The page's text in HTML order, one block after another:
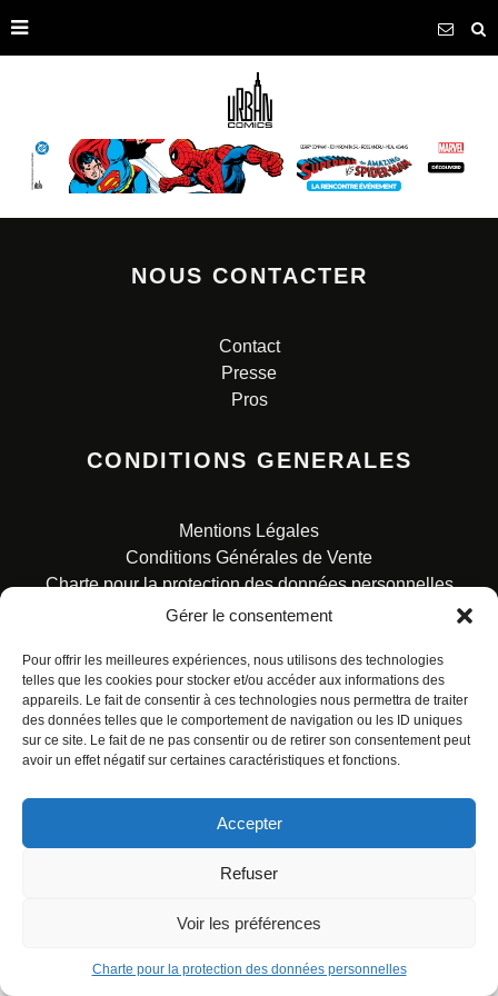
Gérer le consentement
Pour offrir les meilleures expériences, nous utilisons des technologies
telles que les cookies pour stocker et/ou accéder aux informations des
appareils. Le fait de consentir à ces technologies nous permettra de traiter
des données telles que le comportement de navigation ou les ID uniques
sur ce site. Le fait de ne pas consentir ou de retirer son consentement peut
avoir un effet négatif sur certaines caractéristiques et fonctions.
Accepter
Refuser
Voir les préférences
Charte pour la protection des données personnelles
NOUS CONTACTER
Contact
Presse
Pros
CONDITIONS GENERALES
Mentions Légales
Conditions Générales de Vente
Charte pour la protection des données personnelles
© ALL RIGHTS RESERVED. URBAN COMICS POUR LES
ÉDITIONS FRANÇAISES.